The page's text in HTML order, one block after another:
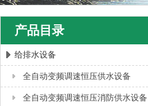
浙江扬子江泵业有限公司
产品目录
给排水设备
全自动变频调速恒压供水设备
全自动变频调速恒压消防供水设备